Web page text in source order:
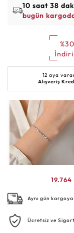
10 saat 38
bugün
%30
12 aya
Alışveriş
19.764
Aynı gün
Ücretsiz ve